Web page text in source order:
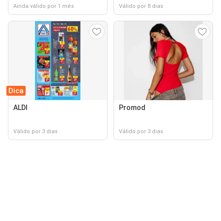
Ainda válido por 1 mês Válido por 8 dias
Dica
ALDI
Válido por 3 dias
Promod
Válido por 3 dias